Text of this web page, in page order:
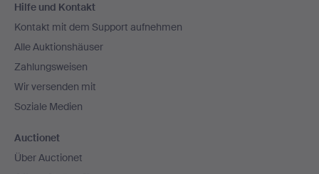
Navigation
Hilfe und Kontakt
Kontakt mit dem Support aufnehmen
Alle Auktionshäuser
Zahlungsweisen
Wir versenden mit
Soziale Medien
Auctionet
Über Auctionet